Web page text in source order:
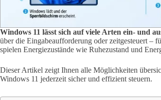
Windows 11 lässt sich auf viele Arten ein- und
über die Eingabeaufforderung oder zeitgesteuert –
spielen Energiezustände wie Ruhezustand und
Dieser Artikel zeigt Ihnen alle Möglichkeiten
Windows 11 jederzeit sicher und effizient steuern.